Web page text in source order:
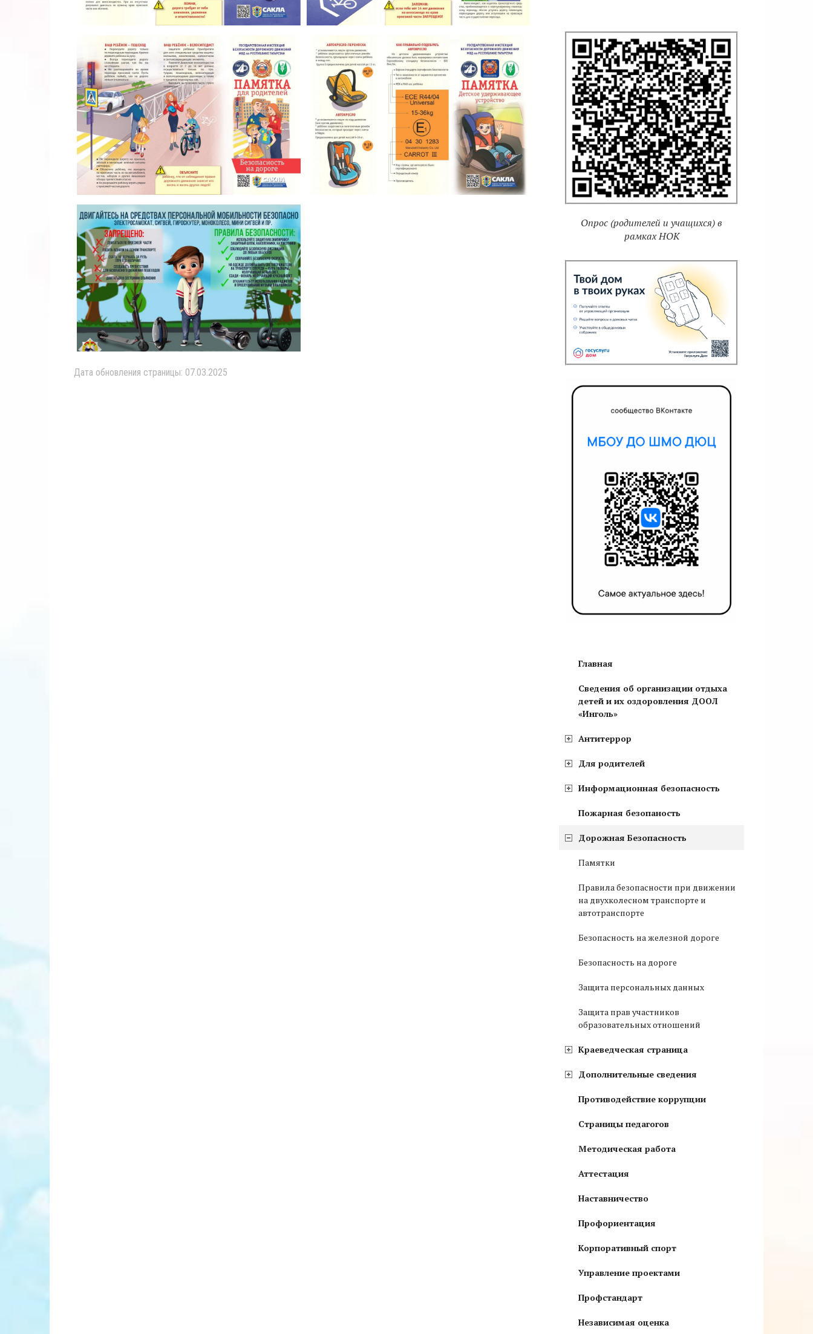
Дата обновления страницы: 07.03.2025
Опрос (родителей и учащихся) в
рамках НОК
Главная
Сведения об организации отдыха
детей и их оздоровления ДООЛ
«Инголь»
Антитеррор
Для родителей
Информационная безопасность
Пожарная безопаность
Дорожная Безопасность
Памятки
Правила безопасности при движении
на двухколесном транспорте и
автотранспорте
Безопасность на железной дороге
Безопасность на дороге
Защита персональных данных
Защита прав участников
образовательных отношений
Краеведческая страница
Дополнительные сведения
Противодействие коррупции
Страницы педагогов
Методическая работа
Аттестация
Наставничество
Профориентация
Корпоративный спорт
Управление проектами
Профстандарт
Независимая оценка